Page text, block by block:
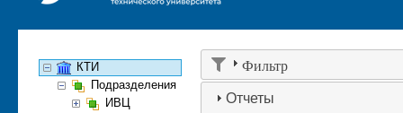
КТИ
Подразделения
ИВЦ
Фильтр
Отчеты